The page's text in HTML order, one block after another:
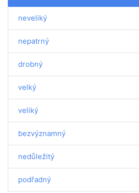
neveliký
nepatrný
drobný
velký
veliký
bezvýznamný
nedůležitý
podřadný